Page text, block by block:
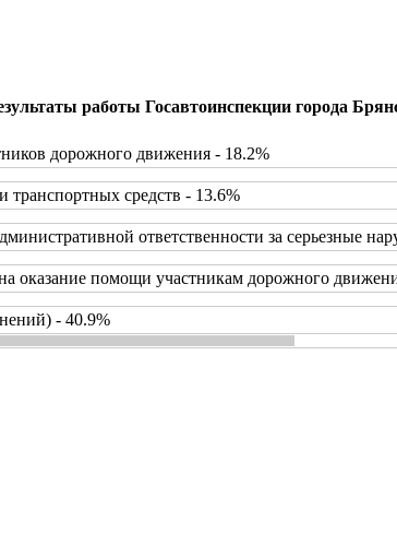
работы Госавтоинспекции города
дорожного движения - 18.2%
транспортных средств - 13.6%
ответственности за серьезные
оказание помощи участникам дорожного
- 40.9%